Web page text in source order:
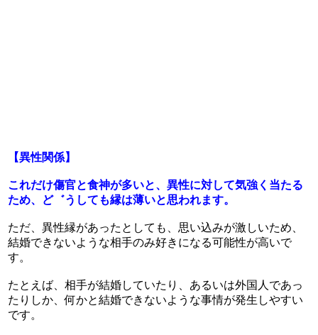
【異性関係】
これだけ傷官と食神が多いと、異性に対して気強く当たる
ため、ど゛うしても縁は薄いと思われます。
ただ、異性縁があったとしても、思い込みが激しいため、
結婚できないような相手のみ好きになる可能性が高いで
す。
たとえば、相手が結婚していたり、あるいは外国人であっ
たりしか、何かと結婚できないような事情が発生しやすい
です。